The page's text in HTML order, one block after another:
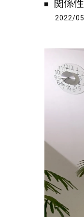
関係
2022/